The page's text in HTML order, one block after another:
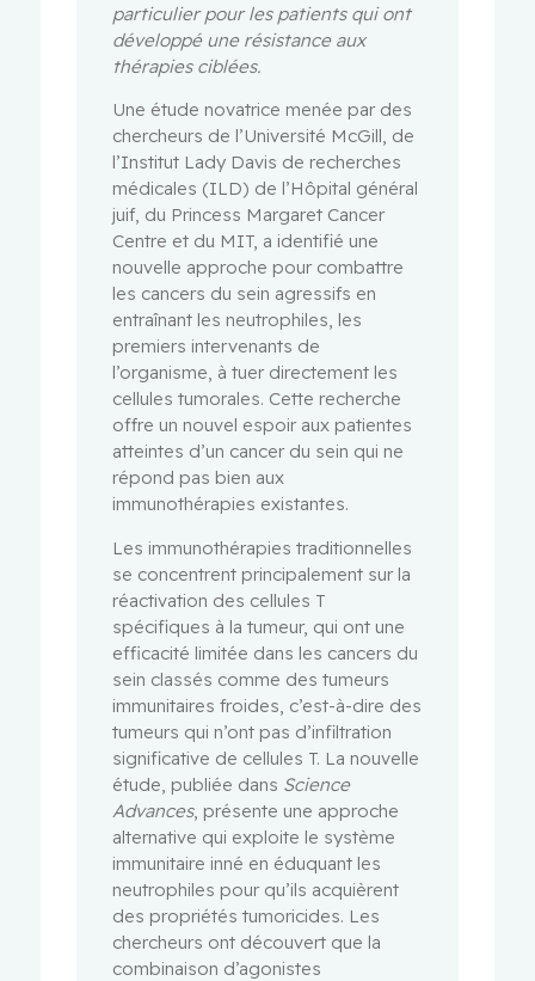
particulier pour les patients qui ont
développé une résistance aux
thérapies ciblées.
Une étude novatrice menée par des
chercheurs de l’Université McGill, de
l’Institut Lady Davis de recherches
médicales (ILD) de l’Hôpital général
juif, du Princess Margaret Cancer
Centre et du MIT, a identifié une
nouvelle approche pour combattre
les cancers du sein agressifs en
entraînant les neutrophiles, les
premiers intervenants de
l’organisme, à tuer directement les
cellules tumorales. Cette recherche
offre un nouvel espoir aux patientes
atteintes d’un cancer du sein qui ne
répond pas bien aux
immunothérapies existantes.
Les immunothérapies traditionnelles
se concentrent principalement sur la
réactivation des cellules T
spécifiques à la tumeur, qui ont une
efficacité limitée dans les cancers du
sein classés comme des tumeurs
immunitaires froides, c’est-à-dire des
tumeurs qui n’ont pas d’infiltration
significative de cellules T. La nouvelle
étude, publiée dans Science
Advances, présente une approche
alternative qui exploite le système
immunitaire inné en éduquant les
neutrophiles pour qu’ils acquièrent
des propriétés tumoricides. Les
chercheurs ont découvert que la
combinaison d’agonistes